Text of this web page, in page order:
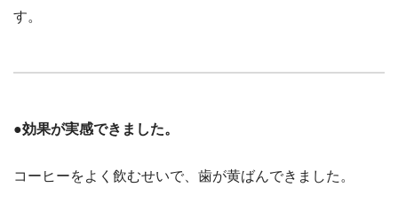
す。
●効果が実感できました。
コーヒーをよく飲むせいで、歯が黄ばんできました。